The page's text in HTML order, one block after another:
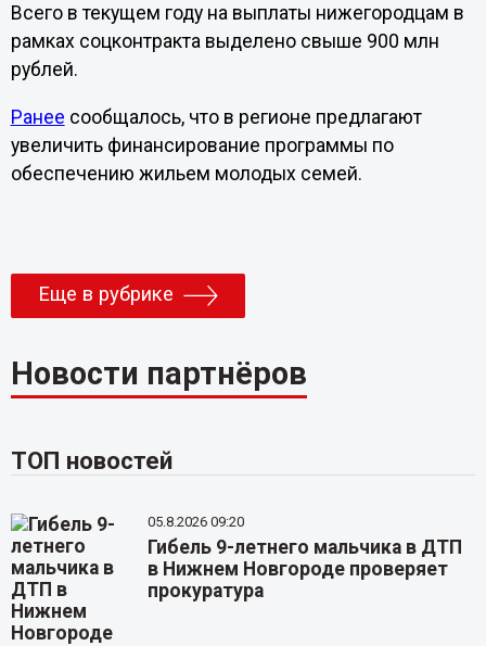
Всего в текущем году на выплаты нижегородцам в
рамках соцконтракта выделено свыше 900 млн
рублей.
Ранее сообщалось, что в регионе предлагают
увеличить финансирование программы по
обеспечению жильем молодых семей.
Еще в рубрике
Новости партнёров
ТОП новостей
05.8.2026 09:20
Гибель 9-летнего мальчика в ДТП
в Нижнем Новгороде проверяет
прокуратура